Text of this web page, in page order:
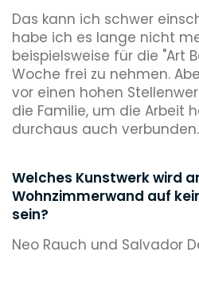
Das kann ich schwer
habe ich es lange nicht
beispielsweise für die "Art
Woche frei zu nehmen.
vor einen hohen
die Familie, um die Arbeit
durchaus auch verbunden.
Welches Kunstwerk wird
Wohnzimmerwand auf
sein?
Neo Rauch und Salvador